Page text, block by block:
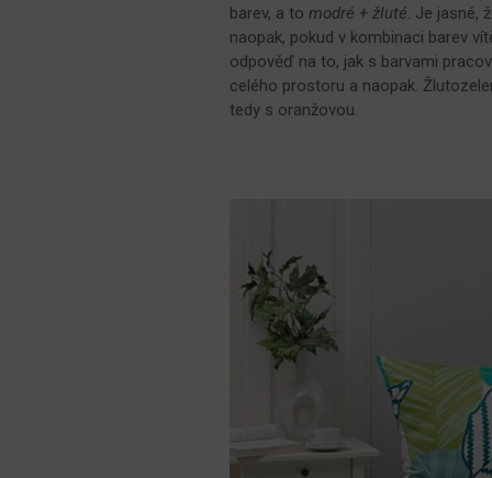
barev, a tomodré + žluté. Je jasné,
naopak, pokud v kombinaci barev
odpověď na to, jak s barvami
celého prostoru a naopak.
tedy s oranžovou.